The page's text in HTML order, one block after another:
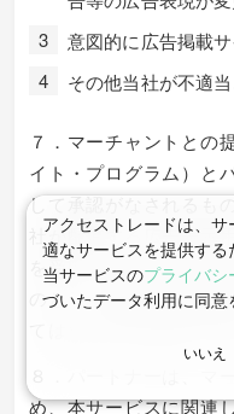
意図的に広告掲載
その他当社が不適
７．マーチャントとの
イト・プログラム）と
して承認がなされるも
社が配信する広告表示
を受けたパートナーサ
のとし、提携の承認を
８．パートナーは、マ
め、本サービスに関連
アクセストレードは、
適なサービスを提供する
当サービスのプライバシ
づいたデータ利⽤に同意
いいえ